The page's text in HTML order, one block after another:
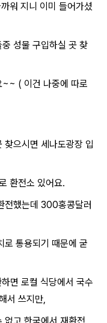
워 지니 이미 들어가셨
성물 구입하실 곳 찾
~~ ( 이건 나중에 따로
찾으시면 세나도광장 입
환전소 있어요.
전했는데 300홍콩달러
로 통용되기 때문에 굳
면 로컬 식당에서 국수
서 쓰지만,